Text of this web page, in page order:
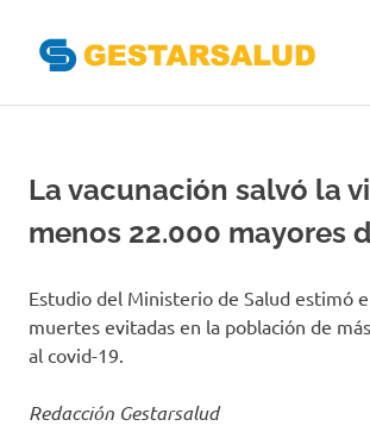
del
de
Salud
La vacunación salvó la
menos 22.000 mayores
Estudio del Ministerio de Salud estimó
muertes evitadas en la población de
al covid-19.
Redacción Gestarsalud